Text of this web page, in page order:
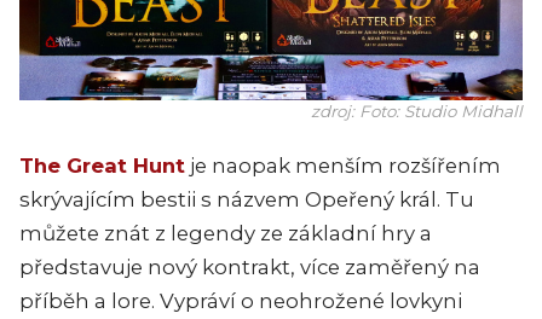
zdroj: Foto: Studio Midhall
The Great Hunt je naopak menším rozšířením
skrývajícím bestii s názvem Opeřený král. Tu
můžete znát z legendy ze základní hry a
představuje nový kontrakt, více zaměřený na
příběh a lore. Vypráví o neohrožené lovkyni